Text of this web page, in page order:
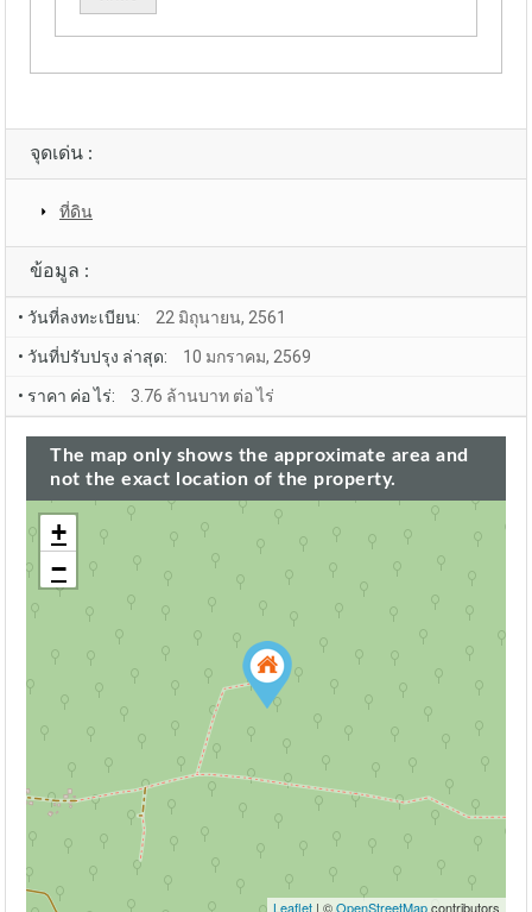
จุดเด่น :
ที่ดิน
ข้อมูล :
• วันที่ลงทะเบียน: 22 มิถุนายน, 2561
• วันที่ปรับปรุง ล่าสุด: 10 มกราคม, 2569
• ราคา ค่อ ไร่: 3.76 ล้านบาท ต่อ ไร่
The map only shows the approximate area and
not the exact location of the property.
+
−
Leaflet | ©OpenStreetMapcontributors